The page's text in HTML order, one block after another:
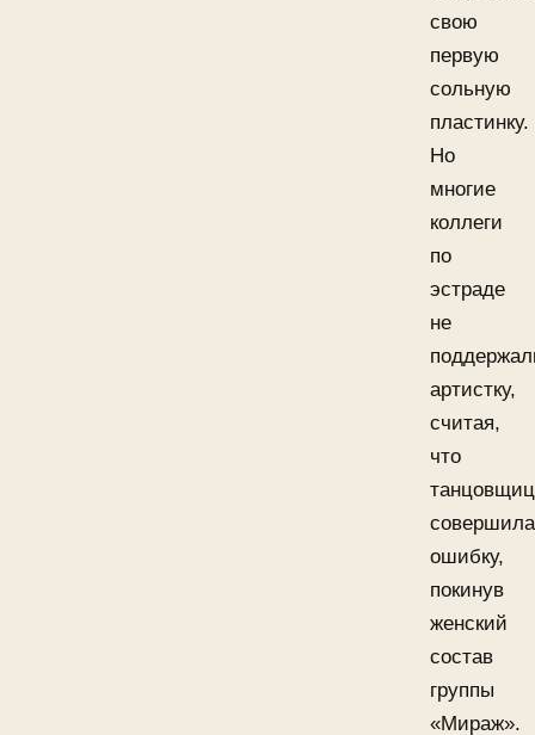
свою
первую
сольную
пластинку.
Но
многие
коллеги
по
эстраде
не
артистку,
считая,
что
совершила
ошибку,
покинув
женский
состав
группы
«Мираж».